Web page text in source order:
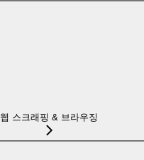
웹 스크래핑 & 브라우징